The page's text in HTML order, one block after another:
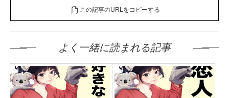
この記事のURLをコピーする
よく一緒に読まれる記事